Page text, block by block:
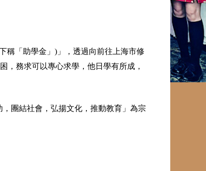
稱「助學金」)」，透過向前往上海市修
，務求可以專心求學，他日學有所成，
，團結社會，弘揚文化，推動教育」為宗